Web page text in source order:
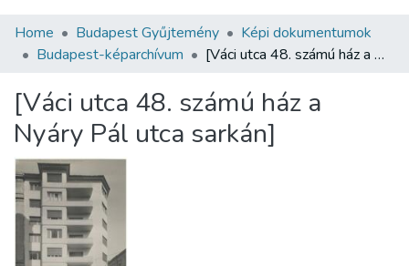
Communities & Collections
Statistics
About us
Home Budapest Gyűjtemény
Képi dokumentumok
Budapest-képarchívum
[Váci utca 48. számú ház a Nyáry Pál utca sarkán]
[Váci utca 48. számú ház a
Nyáry Pál utca sarkán]